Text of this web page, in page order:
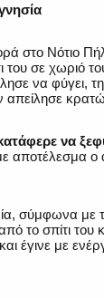
στο Νότιο
σε χωριό
να φύγει,
απείλησε
να
αποτέλεσμα
σύμφωνα με
το σπίτι του
με